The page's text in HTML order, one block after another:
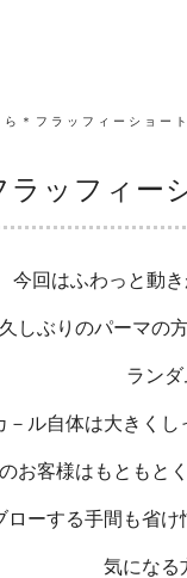
ら＊フラッフィーショート
ッフィー
今回はふわっと動
久しぶりのパーマの
ラン
－ル自体は大きく
お客様はもともと
ローする手間も省
気になる